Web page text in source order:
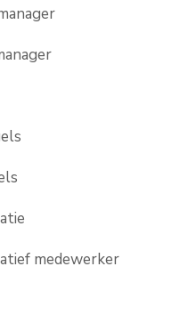
medewerker